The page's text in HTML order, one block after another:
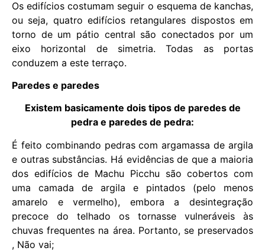
Os edifícios costumam seguir o esquema de kanchas,
ou seja, quatro edifícios retangulares dispostos em
torno de um pátio central são conectados por um
eixo horizontal de simetria. Todas as portas
conduzem a este terraço.
Paredes e paredes
Existem basicamente dois tipos de paredes de
pedra e paredes de pedra:
É feito combinando pedras com argamassa de argila
e outras substâncias. Há evidências de que a maioria
dos edifícios de Machu Picchu são cobertos com
uma camada de argila e pintados (pelo menos
amarelo e vermelho), embora a desintegração
precoce do telhado os tornasse vulneráveis ​​às
chuvas frequentes na área. Portanto, se preservados
, Não vai;